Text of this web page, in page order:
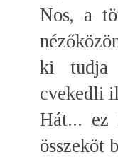
Nos, a
ki tudja
cvekedli
Hát... ez
összeköt